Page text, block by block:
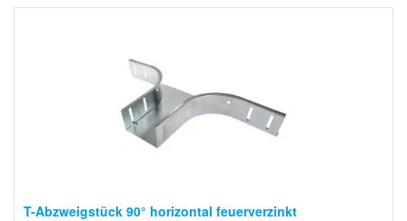
T-Abzweigstück 90° horizontal feuerverzinkt